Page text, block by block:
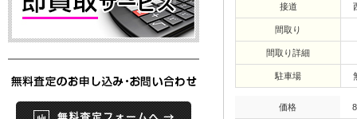
接道
間取り
間取り詳細
駐車場
価格